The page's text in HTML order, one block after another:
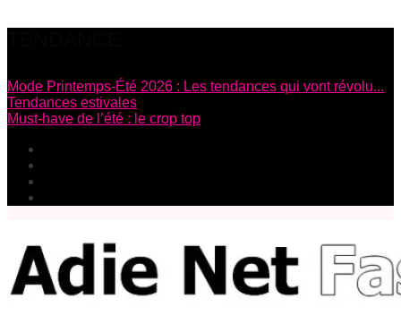
Mode Printemps-Été 2026 : Les tendances qui vont révolu...
Tendances estivales
Must-have de l’été : le crop top